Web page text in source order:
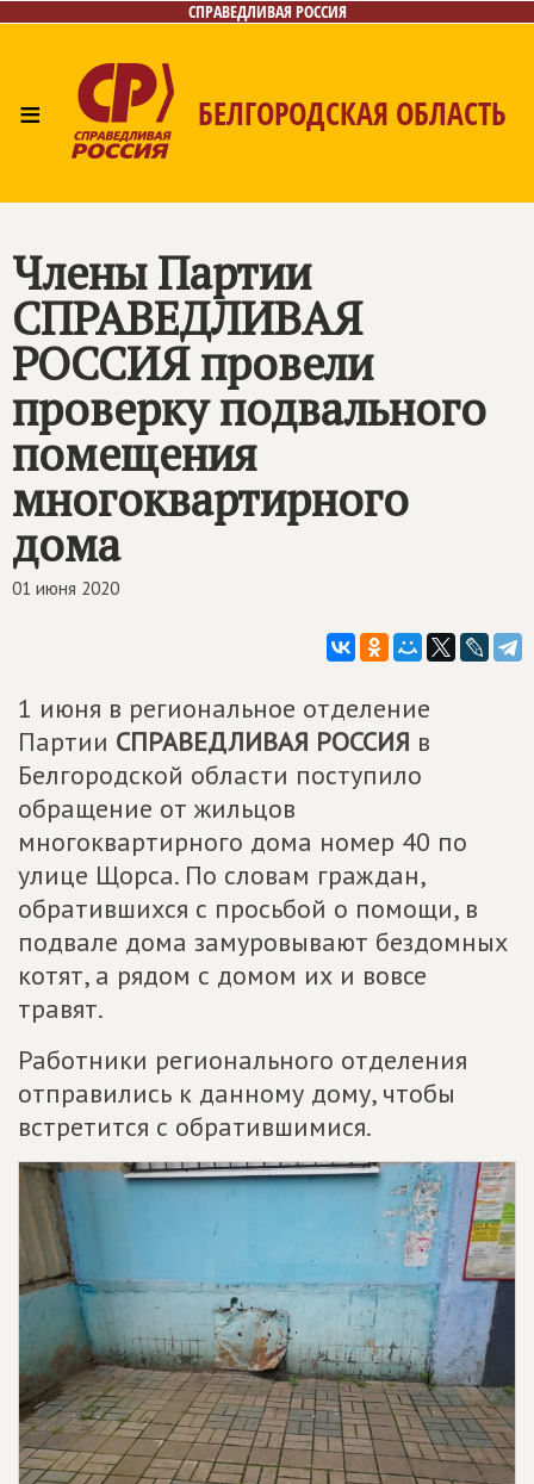
СПРАВЕДЛИВАЯ РОССИЯ
≡ БЕЛГОРОДСКАЯ ОБЛАСТЬ
Члены Партии
СПРАВЕДЛИВАЯ
РОССИЯпровели
проверку подвального
помещения
многоквартирного
дома
01 июня 2020
1 июня в региональное отделение
Партии СПРАВЕДЛИВАЯ РОССИЯ в
Белгородской области поступило
обращение от жильцов
многоквартирного дома номер 40 по
улице Щорса. По словам граждан,
обратившихся с просьбой о помощи, в
подвале дома замуровывают бездомных
котят, а рядом с домом их и вовсе
травят.
Работники регионального отделения
отправились к данному дому, чтобы
встретится с обратившимися.